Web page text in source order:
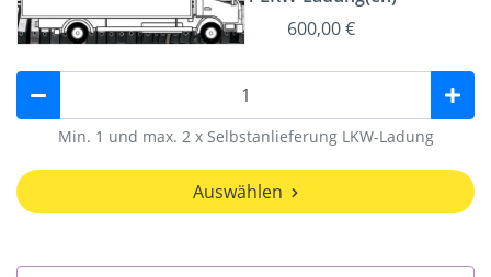
600,00 €
Min. 1 und max. 2 x Selbstanlieferung LKW-Ladung
Auswählen